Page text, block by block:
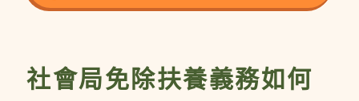
社會局免除扶養義務如何